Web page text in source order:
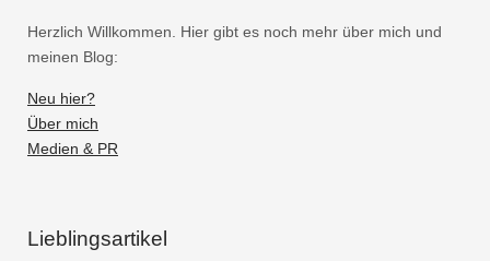
Herzlich Willkommen. Hier gibt es noch mehr über mich und
meinen Blog:
Neu hier?
Über mich
Medien & PR
Lieblingsartikel